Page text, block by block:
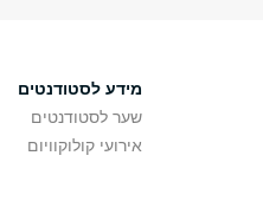
מידע לסטודנטים
שער לסטודנטים
אירועי קולוקוויום